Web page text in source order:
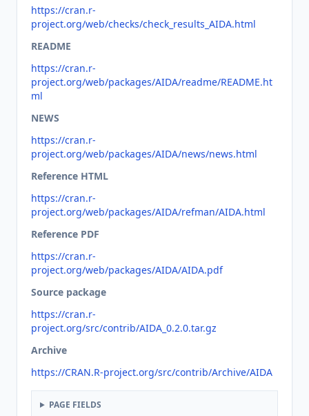
https://cran.r-
project.org/web/checks/check_results_AIDA.html
README
https://cran.r-
project.org/web/packages/AIDA/readme/README.ht
ml
NEWS
https://cran.r-
project.org/web/packages/AIDA/news/news.html
Reference HTML
https://cran.r-
project.org/web/packages/AIDA/refman/AIDA.html
Reference PDF
https://cran.r-
project.org/web/packages/AIDA/AIDA.pdf
Source package
https://cran.r-
project.org/src/contrib/AIDA_0.2.0.tar.gz
Archive
https://CRAN.R-project.org/src/contrib/Archive/AIDA
PAGE FIELDS